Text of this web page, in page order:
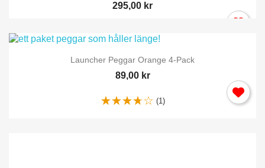
295,00 kr
Launcher Peggar Orange 4-Pack
89,00 kr
(1)